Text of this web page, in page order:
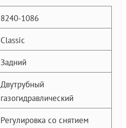
8240-1086
Classic
Задний
Двутрубный
газогидравлический
Регулировка со снятием